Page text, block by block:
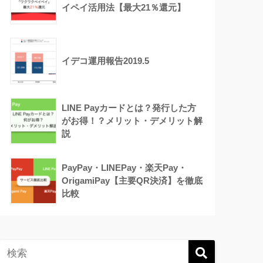
イペイ活用法【最大21％還元】
イデコ運用報告2019.5
LINE Payカードとは？発行した方
がお得！？メリット・デメリット解
説
PayPay・LINEPay・楽天Pay・
OrigamiPay【主要QR決済】を徹底
比較